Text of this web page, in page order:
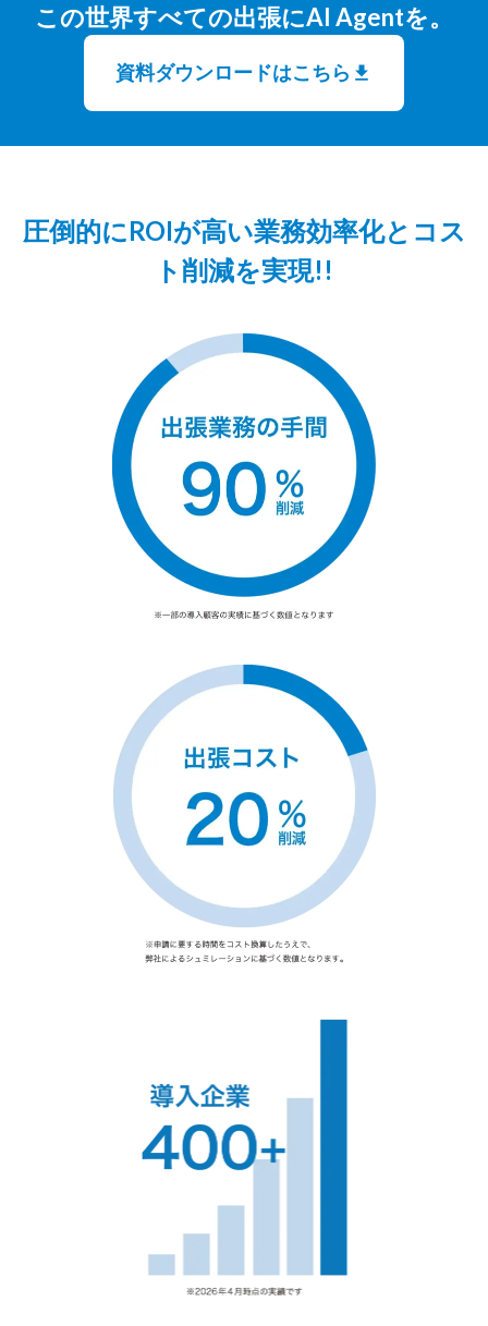
この世界すべての出張にAI Agentを。
資料ダウンロードはこちら
圧倒的にROIが高い業務効率化とコス
ト削減を実現!!